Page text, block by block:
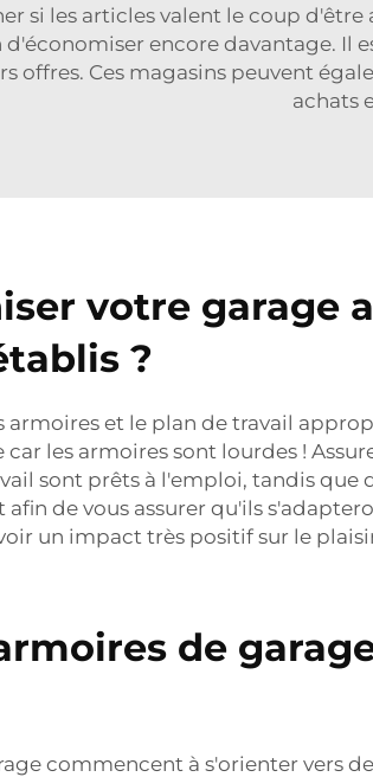
si les articles valent le coup d'être
d'économiser encore davantage.
offres. Ces magasins peuvent
achats
votre garage
?
armoires et le plan de travail
car les armoires sont lourdes !
sont prêts à l'emploi, tandis
de vous assurer qu'ils
un impact très positif sur le
de
commencent à s'orienter vers